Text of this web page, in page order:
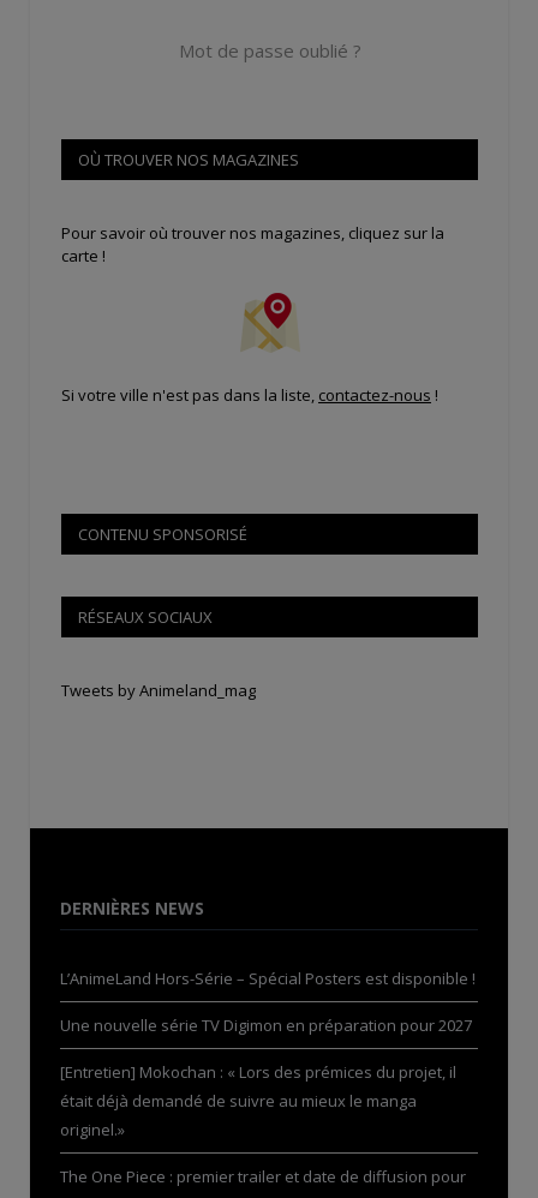
Mot de passe oublié ?
OÙ TROUVER NOS MAGAZINES
Pour savoir où trouver nos magazines, cliquez sur la
carte !
Si votre ville n'est pas dans la liste, contactez-nous !
CONTENU SPONSORISÉ
RÉSEAUX SOCIAUX
Tweets by Animeland_mag
DERNIÈRES NEWS
L’AnimeLand Hors-Série – Spécial Posters est disponible !
Une nouvelle série TV Digimon en préparation pour 2027
[Entretien] Mokochan : « Lors des prémices du projet, il
était déjà demandé de suivre au mieux le manga
originel.»
The One Piece : premier trailer et date de diffusion pour